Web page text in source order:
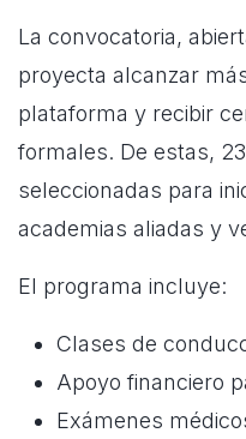
La convocatoria,
proyecta alcanzar
plataforma y recibir
formales. De estas,
seleccionadas para
academias aliadas y
El programa incluye:
Clases de
Apoyo financiero
Exámenes